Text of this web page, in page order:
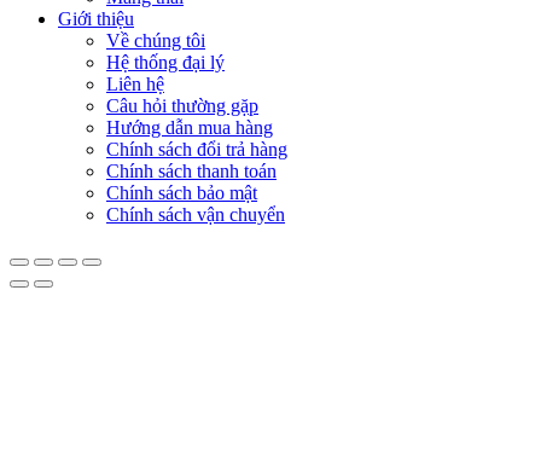
Giới thiệu
Về chúng tôi
Hệ thống đại lý
Liên hệ
Câu hỏi thường gặp
Hướng dẫn mua hàng
Chính sách đổi trả hàng
Chính sách thanh toán
Chính sách bảo mật
Chính sách vận chuyển